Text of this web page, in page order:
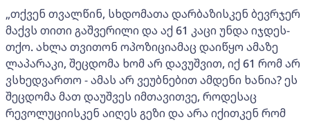
„თქვენ თვალწინ, სხდომათა დარბაზისკენ ბევრჯერ
მაქვს თითი გაშვერილი და აქ 61 კაცი უნდა იჯდეს-
თქო. ახლა თვითონ ოპოზიციამაც დაიწყო ამაზე
ლაპარაკი, შეცდომა ხომ არ დავუშვით, იქ 61 რომ არ
ვსხედვართო - ამას არ ვეუბნებით ამდენი ხანია? ეს
შეცდომა მათ დაუშვეს იმთავითვე, როდესაც
რევოლუციისკენ აიღეს გეზი და არა იქითკენ რომ